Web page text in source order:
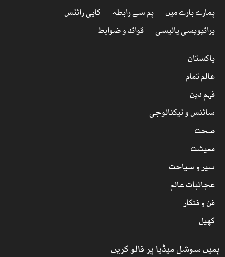
ہمارے بارے میں ہم سے رابطہ
کاپی رائٹس
پرائیویسی پالیسی
قوائد و ضوابط
پاکستان
عالم تمام
فہم دین
سائنس و ٹیکنالوجی
صحت
معیشت
سیر و سیاحت
عجائبات عالم
فن و فنکار
کھیل
ہمیں سوشل میڈیا پر فالو کریں